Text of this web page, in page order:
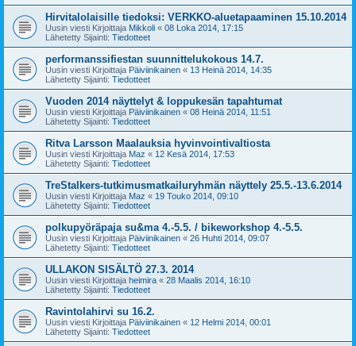
Hirvitalolaisille tiedoksi: VERKKO-aluetapaaminen 15.10.2014
Uusin viesti Kirjoittaja Mikkoli « 08 Loka 2014, 17:15
Lähetetty Sijainti: Tiedotteet
performanssifiestan suunnittelukokous 14.7.
Uusin viesti Kirjoittaja Päiviinikainen « 13 Heinä 2014, 14:35
Lähetetty Sijainti: Tiedotteet
Vuoden 2014 näyttelyt & loppukesän tapahtumat
Uusin viesti Kirjoittaja Päiviinikainen « 08 Heinä 2014, 11:51
Lähetetty Sijainti: Tiedotteet
Ritva Larsson Maalauksia hyvinvointivaltiosta
Uusin viesti Kirjoittaja Maz « 12 Kesä 2014, 17:53
Lähetetty Sijainti: Tiedotteet
TreStalkers-tutkimusmatkailuryhmän näyttely 25.5.-13.6.2014
Uusin viesti Kirjoittaja Maz « 19 Touko 2014, 09:10
Lähetetty Sijainti: Tiedotteet
polkupyöräpaja su&ma 4.-5.5. / bikeworkshop 4.-5.5.
Uusin viesti Kirjoittaja Päiviinikainen « 26 Huhti 2014, 09:07
Lähetetty Sijainti: Tiedotteet
ULLAKON SISÄLTÖ 27.3. 2014
Uusin viesti Kirjoittaja heimira « 28 Maalis 2014, 16:10
Lähetetty Sijainti: Tiedotteet
Ravintolahirvi su 16.2.
Uusin viesti Kirjoittaja Päiviinikainen « 12 Helmi 2014, 00:01
Lähetetty Sijainti: Tiedotteet